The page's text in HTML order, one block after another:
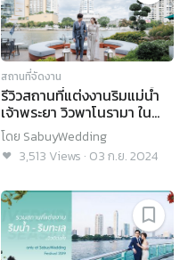
สถานที่จัดงาน
รีวิวสถานที่แต่งงานริมแม่น้ำ
เจ้าพระยา วิวพาโนรามา ใน
บรรยากาศสุดคลาสสิก @
Royal Orchid Sheraton
Hotel & Towers
โดย SabuyWedding
3,513 Views · 03 ก.ย. 2024